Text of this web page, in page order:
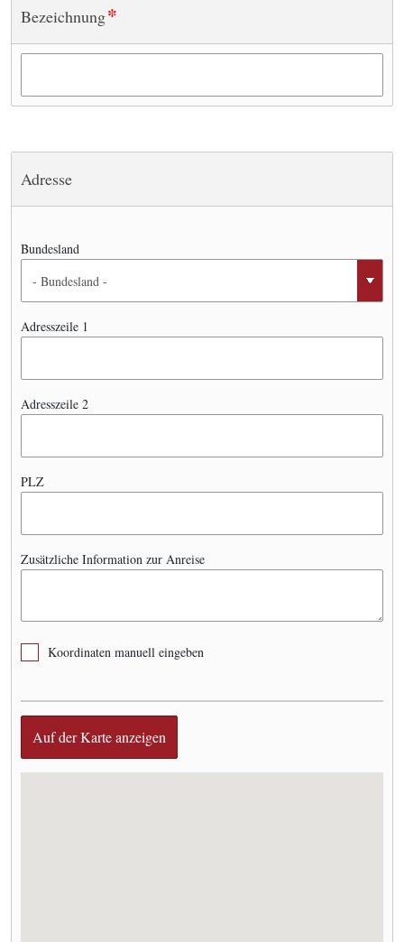
Bezeichnung*
Adresse
Bundesland
Adresszeile 1
Adresszeile 2
PLZ
Zusätzliche Information zur Anreise
Koordinaten manuell eingeben